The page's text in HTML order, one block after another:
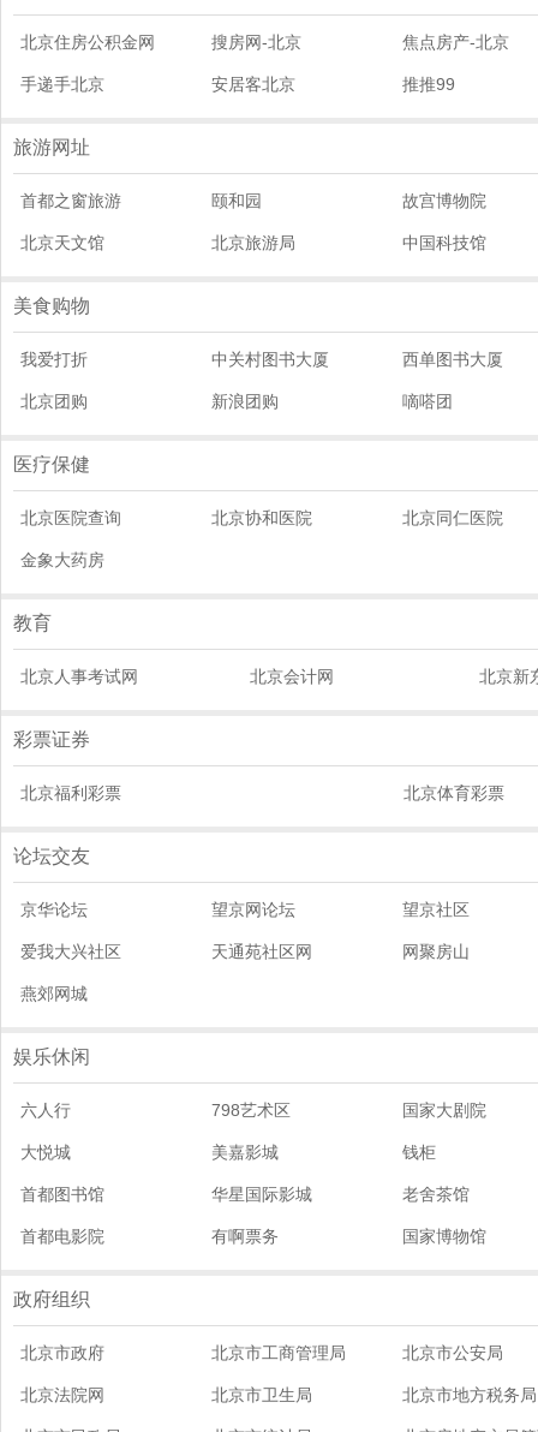
北京住房公积金网 搜房网-北京 焦点房产-北京
手递手北京 安居客北京 推推99
旅游网址
首都之窗旅游 颐和园 故宫博物院
北京天文馆 北京旅游局 中国科技馆
美食购物
我爱打折 中关村图书大厦 西单图书大厦
北京团购 新浪团购 嘀嗒团
医疗保健
北京医院查询 北京协和医院 北京同仁医院
金象大药房
教育
北京人事考试网 北京会计网 北京新
彩票证券
北京福利彩票 北京体育彩票
论坛交友
京华论坛 望京网论坛 望京社区
爱我大兴社区 天通苑社区网 网聚房山
燕郊网城
娱乐休闲
六人行 798艺术区 国家大剧院
大悦城 美嘉影城 钱柜
首都图书馆 华星国际影城 老舍茶馆
首都电影院 有啊票务 国家博物馆
政府组织
北京市政府 北京市工商管理局 北京市公安局
北京法院网 北京市卫生局 北京市地方税务局